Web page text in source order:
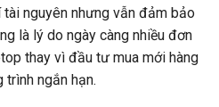
nguyên nhưng vẫn đảm bảo
là lý do ngày càng nhiều đơn
thay vì đầu tư mua mới hàng
ngắn hạn.